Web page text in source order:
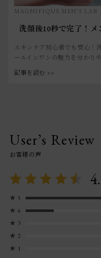
MAGNIFIQUE MEN’S LAB
洗顔後10秒で完了！
スキンケア初心者でも安心！
ールインワンの魅力を分かり
記事を読む >>
User’s Review
お客様の声
★ 5
★ 4
★ 3
★ 2
★ 1